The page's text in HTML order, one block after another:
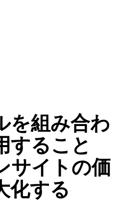
を組み合わ
すること
サイトの価
化する